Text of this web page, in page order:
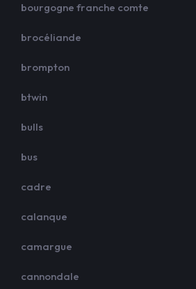
bourgogne franche comte
brocéliande
brompton
btwin
bulls
bus
cadre
calanque
camargue
cannondale